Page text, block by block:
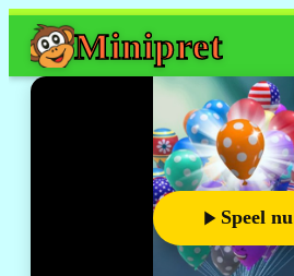
Minipret
Speel nu